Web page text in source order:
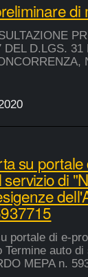
di
DEL D.LGS.
su
di
portale di e-
Termine auto
MEPA n.